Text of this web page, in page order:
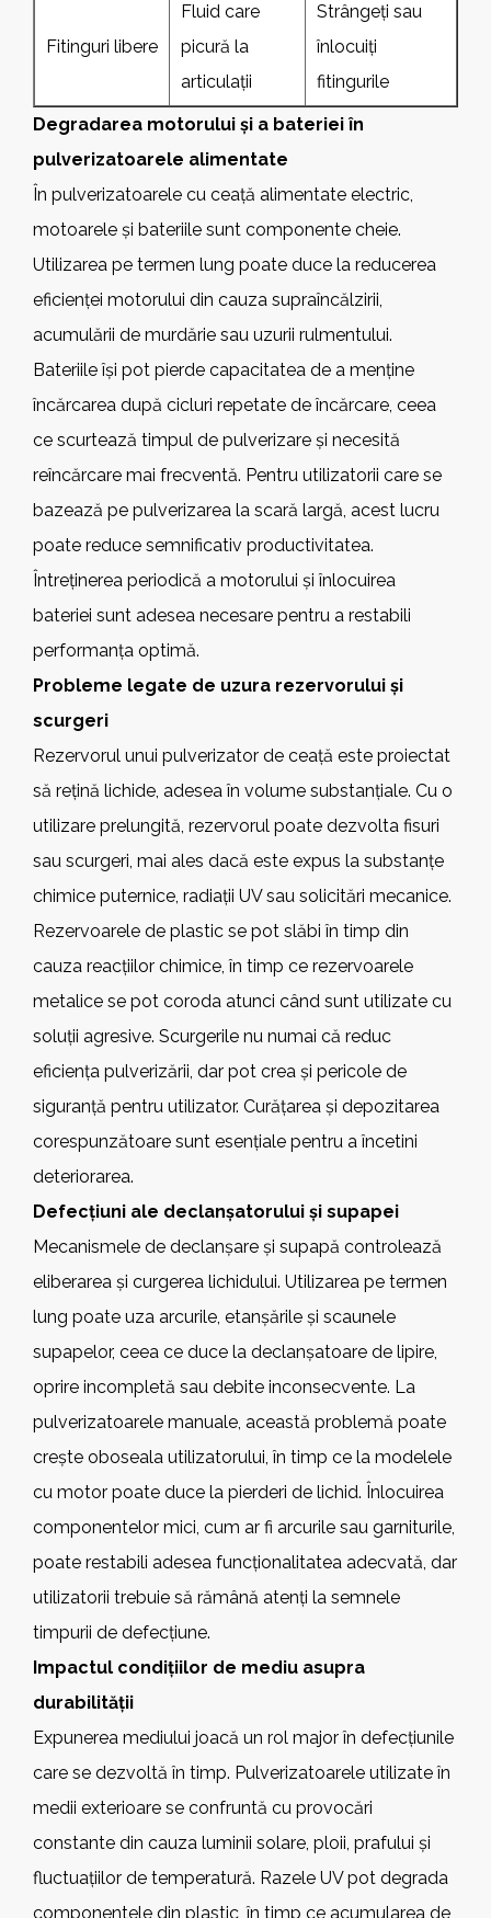
Fitinguri libere
Fluid care
picură la
articulații
Strângeți sau
înlocuiți
fitingurile
Degradarea motorului și a bateriei în
pulverizatoarele alimentate
În pulverizatoarele cu ceață alimentate electric,
motoarele și bateriile sunt componente cheie.
Utilizarea pe termen lung poate duce la reducerea
eficienței motorului din cauza supraîncălzirii,
acumulării de murdărie sau uzurii rulmentului.
Bateriile își pot pierde capacitatea de a menține
încărcarea după cicluri repetate de încărcare, ceea
ce scurtează timpul de pulverizare și necesită
reîncărcare mai frecventă. Pentru utilizatorii care se
bazează pe pulverizarea la scară largă, acest lucru
poate reduce semnificativ productivitatea.
Întreținerea periodică a motorului și înlocuirea
bateriei sunt adesea necesare pentru a restabili
performanța optimă.
Probleme legate de uzura rezervorului și
scurgeri
Rezervorul unui pulverizator de ceață este proiectat
să rețină lichide, adesea în volume substanțiale. Cu o
utilizare prelungită, rezervorul poate dezvolta fisuri
sau scurgeri, mai ales dacă este expus la substanțe
chimice puternice, radiații UV sau solicitări mecanice.
Rezervoarele de plastic se pot slăbi în timp din
cauza reacțiilor chimice, în timp ce rezervoarele
metalice se pot coroda atunci când sunt utilizate cu
soluții agresive. Scurgerile nu numai că reduc
eficiența pulverizării, dar pot crea și pericole de
siguranță pentru utilizator. Curățarea și depozitarea
corespunzătoare sunt esențiale pentru a încetini
deteriorarea.
Defecțiuni ale declanșatorului și supapei
Mecanismele de declanșare și supapă controlează
eliberarea și curgerea lichidului. Utilizarea pe termen
lung poate uza arcurile, etanșările și scaunele
supapelor, ceea ce duce la declanșatoare de lipire,
oprire incompletă sau debite inconsecvente. La
pulverizatoarele manuale, această problemă poate
crește oboseala utilizatorului, în timp ce la modelele
cu motor poate duce la pierderi de lichid. Înlocuirea
componentelor mici, cum ar fi arcurile sau garniturile,
poate restabili adesea funcționalitatea adecvată, dar
utilizatorii trebuie să rămână atenți la semnele
timpurii de defecțiune.
Impactul condițiilor de mediu asupra
durabilității
Expunerea mediului joacă un rol major în defecțiunile
care se dezvoltă în timp. Pulverizatoarele utilizate în
medii exterioare se confruntă cu provocări
constante din cauza luminii solare, ploii, prafului și
fluctuațiilor de temperatură. Razele UV pot degrada
componentele din plastic, în timp ce acumularea de